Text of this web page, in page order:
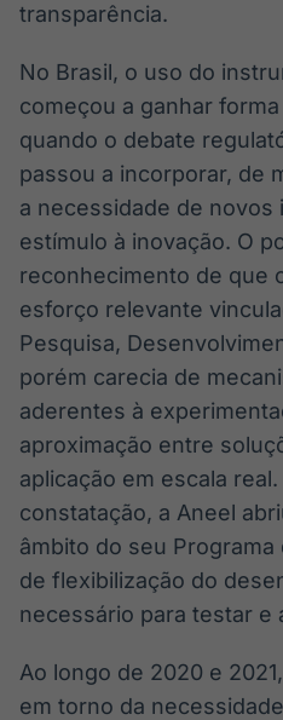
transparência.
No Brasil, o uso do
começou a ganhar
quando o debate
passou a incorporar, de
a necessidade de novos
estímulo à inovação. O
reconhecimento de que
esforço relevante
Pesquisa,
porém carecia de
aderentes à
aproximação entre
aplicação em escala
constatação, a Aneel
âmbito do seu Programa
de flexibilização do
necessário para testar e
Ao longo de 2020 e
em torno da